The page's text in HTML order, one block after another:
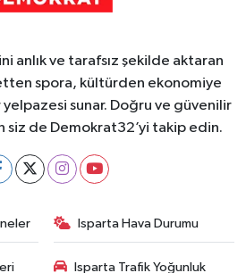
anlık ve tarafsız şekilde aktaran
spora, kültürden ekonomiye
sunar. Doğru ve güvenilir
siz de Demokrat32’yi takip edin.
Isparta Hava Durumu
Isparta Trafik Yoğunluk